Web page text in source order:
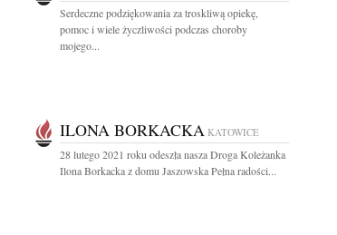
Serdeczne podziękowania za troskliwą opiekę,
pomoc i wiele życzliwości podczas choroby
mojego...
ILONA BORKACKA KATOWICE
28 lutego 2021 roku odeszła nasza Droga Koleżanka
Ilona Borkacka z domu Jaszowska Pełna radości...